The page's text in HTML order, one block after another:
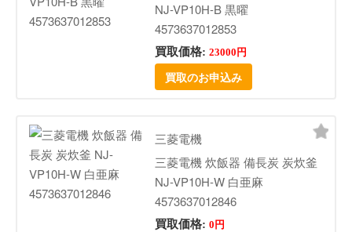
NJ-VP10H-B 黒曜
4573637012853
買取価格: 23000円
買取のお申込み
三菱電機
三菱電機 炊飯器 備長炭 炭炊釜
NJ-VP10H-W 白亜麻
4573637012846
買取価格: 0円